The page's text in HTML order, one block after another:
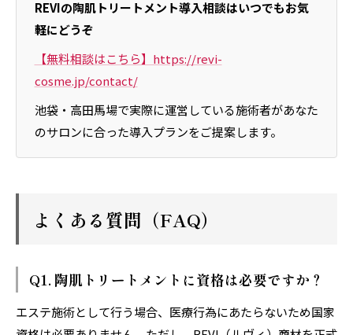
REVIの陶肌トリートメント導入相談はいつでもお気
軽にどうぞ
【無料相談はこちら】https://revi-
cosme.jp/contact/
池袋・高田馬場で実際に運営している施術者があなた
のサロンに合った導入プランをご提案します。
よくある質問（FAQ）
Q1. 陶肌トリートメントに資格は必要ですか？
エステ施術として行う場合、医療行為にあたらないため国家